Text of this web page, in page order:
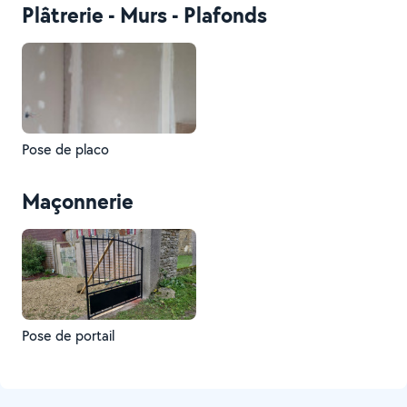
Plâtrerie - Murs - Plafonds
Pose de placo
Maçonnerie
Pose de portail